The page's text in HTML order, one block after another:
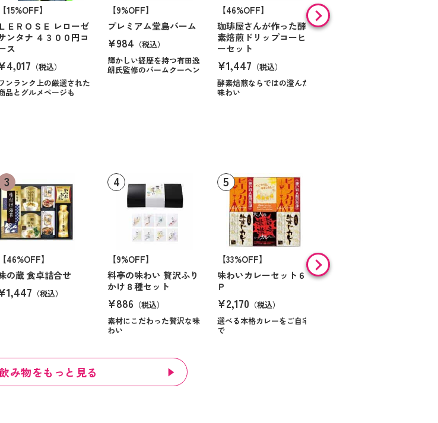
【15%OFF】
ＬＥＲＯＳＥ レローゼ
ンタナ ４３００円コ
ス
（税込）
ンランク上の厳選された
品とグルメページも
【9%OFF】
プレミアム堂島バーム
¥984 （税込）
輝かしい経歴を持つ有田逸
朗氏監修のバームクーヘン
【46%OFF】
珈琲屋さんが作った酵
素焙煎ドリップコーヒ
ーセット
¥1,447 （税込）
酵素焙煎ならではの澄んだ
味わい
【9%OFF】
アラン・ド・パリ ショ
【46%OFF】
の蔵 食卓詰合せ
（税込）
【9%OFF】
料亭の味わい 贅沢ふり
かけ８種セット
¥886 （税込）
素材にこだわった贅沢な味
わい
【33%OFF】
味わいカレーセット６
Ｐ
¥2,170 （税込）
選べる本格カレーをご自宅
で
【9%OFF】
味の素 「クノールＲ」
み物をもっと見る